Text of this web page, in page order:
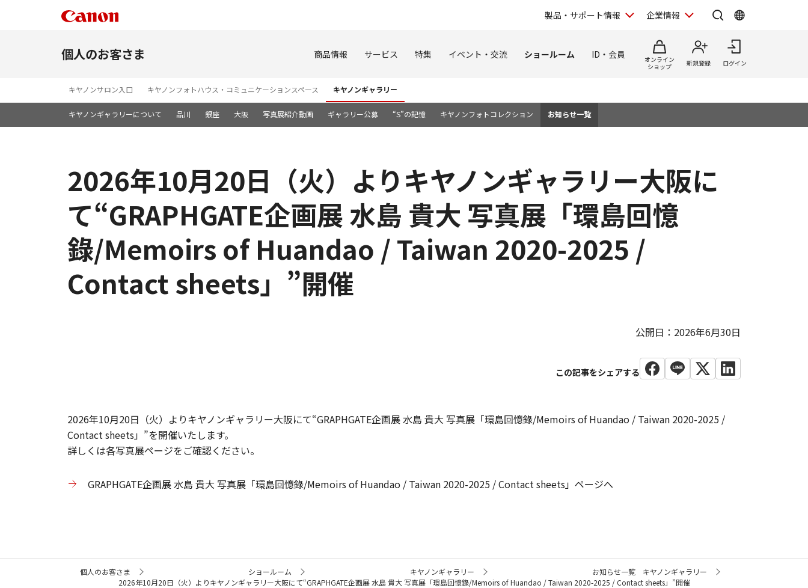
製品・サポート情報 企業情報
個人のお客さま 商品情報 サービス 特集 イベント・交流 ショールーム ID・会員
オンライン
ショップ
新規登録 ログイン
キヤノンサロン入口 キヤノンフォトハウス・コミュニケーションスペース キヤノンギャラリー
キヤノンギャラリーについて 品川 銀座 大阪 写真展紹介動画 ギャラリー公募 “S”の記憶 キヤノンフォトコレクション お知らせ一覧
2026年10月20日（火）よりキヤノンギャラリー大阪に
て“GRAPHGATE企画展 水島 貴大 写真展「環島回憶
錄/Memoirs of Huandao / Taiwan 2020-2025 /
Contact sheets」”開催
公開日：2026年6月30日
2026年10月20日（火）よりキヤノンギャラリー大阪にて“GRAPHGATE企画展 水島 貴大 写真展「環島回憶錄/Memoirs of Huandao / Taiwan 2020-2025 /
Contact sheets」”を開催いたします。
​詳しくは各写真展ページをご確認ください。
GRAPHGATE企画展 水島 貴大 写真展「環島回憶錄/Memoirs of Huandao / Taiwan 2020-2025 / Contact sheets」ページへ
個人のお客さま ショールーム キヤノンギャラリー
お知らせ一覧 キヤノンギャラリー
2026年10月20日（火）よりキヤノンギャラリー大阪にて“GRAPHGATE企画展 水島 貴大 写真展「環島回憶錄/Memoirs of Huandao / Taiwan 2020-2025 / Contact sheets」”開催